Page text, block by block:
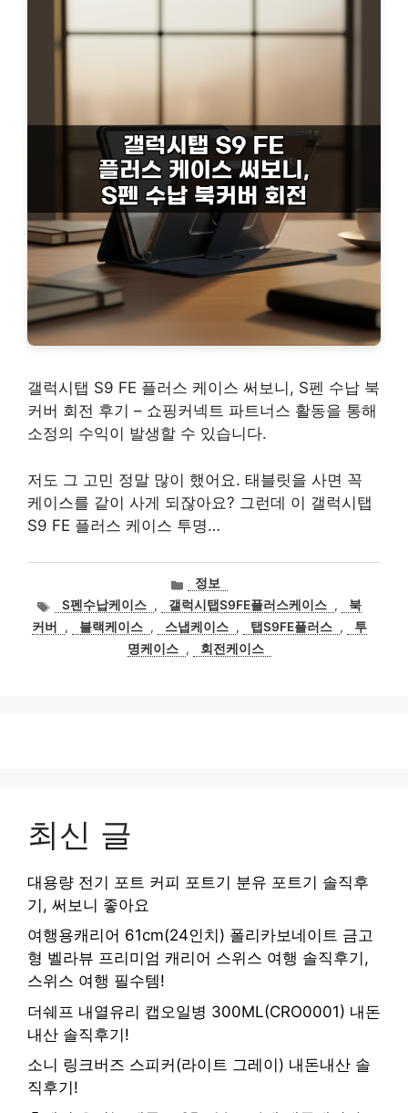
갤럭시탭 S9 FE 플러스 케이스 써보니, S펜 수납 북
커버 회전 후기 – 쇼핑커넥트 파트너스 활동을 통해
소정의 수익이 발생할 수 있습니다.
저도 그 고민 정말 많이 했어요. 태블릿을 사면 꼭
케이스를 같이 사게 되잖아요? 그런데 이 갤럭시탭
S9 FE 플러스 케이스 투명…
카
테
고
리
정보
태
그
S펜수납케이스 , 갤럭시탭S9FE플러스케이스 ,
북
커버
, 블랙케이스 , 스냅케이스 , 탭S9FE플러스 ,
투
명케이스 , 회전케이스
최신 글
대용량 전기 포트 커피 포트기 분유 포트기 솔직후
기, 써보니 좋아요
여행용캐리어 61cm(24인치) 폴리카보네이트 금고
형 벨라뷰 프리미엄 캐리어 스위스 여행 솔직후기,
스위스 여행 필수템!
더쉐프 내열유리 캡오일병 300ML(CRO0001) 내돈
내산 솔직후기!
소니 링크버즈 스피커(라이트 그레이) 내돈내산 솔
직후기!